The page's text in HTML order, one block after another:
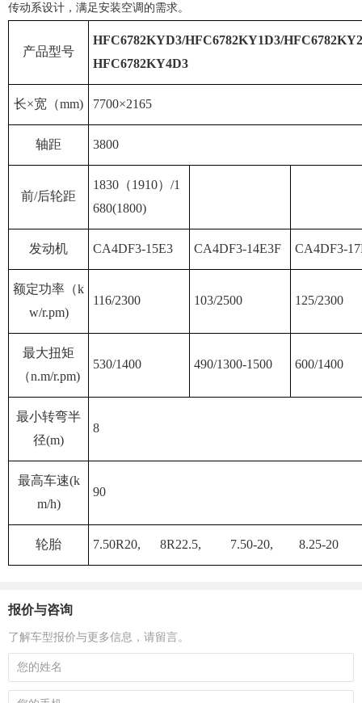
传动系设计，满足安装空调的需求。
产品型号
HFC6782KYD3/HFC6782KY1D3/
HFC6782KY4D3
长×宽（mm) 7700×2165
轴距 3800
前/后轮距
1830（1910）/1
680(1800)
发动机 CA4DF3-15E3 CA4DF3-14E3F CA4DF3-
额定功率（k
w/r.pm)
116/2300 103/2500 125/2300
最大扭矩
（n.m/r.pm)
530/1400 490/1300-1500 600/1400
最小转弯半
径(m)
8
最高车速(k
m/h)
90
轮胎 7.50R20, 8R22.5, 7.50-20, 8.25-20
报价与咨询
了解车型报价与更多信息，请留言。